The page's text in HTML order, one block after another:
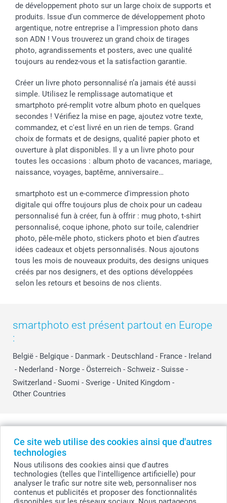
Ce site web utilise des cookies ainsi que d'autres
technologies
Nous utilisons des cookies ainsi que d'autres
technologies (telles que l'intelligence artificielle) pour
analyser le trafic sur notre site web, personnaliser nos
contenus et publicités et proposer des fonctionnalités
de développement photo sur un large choix de supports et
produits. Issue d'un commerce de développement photo
argentique, notre entreprise a l'impression photo dans
son ADN ! Vous trouverez un grand choix de tirages
photo, agrandissements et posters, avec une qualité
toujours au rendez-vous et la satisfaction garantie.
Créer un livre photo personnalisé n’a jamais été aussi
simple. Utilisez le remplissage automatique et
smartphoto pré-remplit votre album photo en quelques
secondes ! Vérifiez la mise en page, ajoutez votre texte,
commandez, et c'est livré en un rien de temps. Grand
choix de formats et de designs, qualité papier photo et
ouverture à plat disponibles. Il y a un livre photo pour
toutes les occasions : album photo de vacances, mariage,
naissance, voyages, baptême, anniversaire…
smartphoto est un e-commerce d'impression photo
digitale qui offre toujours plus de choix pour un cadeau
personnalisé fun à créer, fun à offrir : mug photo, t-shirt
personnalisé, coque iphone, photo sur toile, calendrier
photo, pêle-mêle photo, stickers photo et bien d’autres
idées cadeaux et objets personnalisés. Nous ajoutons
tous les mois de nouveaux produits, des designs uniques
créés par nos designers, et des options développées
selon les retours et besoins de nos clients.
smartphoto est présent partout en Europe
:
België - Belgique - Danmark - Deutschland - France - Ireland
- Nederland - Norge - Österreich - Schweiz - Suisse -
Switzerland - Suomi - Sverige - United Kingdom -
Other Countries
© smartphoto group. Tous droits réservés
smartphoto group SA.
Siège social : Kwatrechtsteenweg 160, 9230 Wetteren, Belgique
Numéro de TVA BE 0405.706.755
Numéro d'entreprise 0405.706.755.